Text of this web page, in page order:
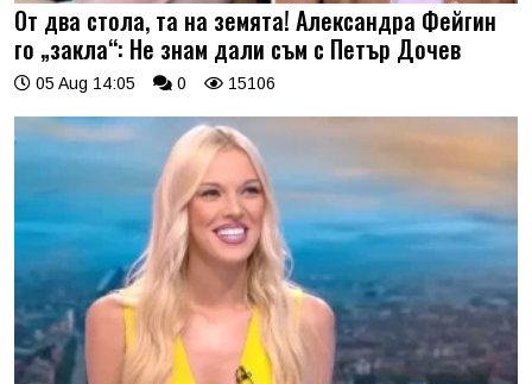
От два стола, та на земята! Александра Фейгин
го „закла“: Не знам дали съм с Петър Дочев
05 Aug 14:05 0 15106